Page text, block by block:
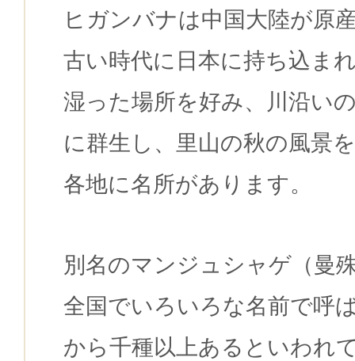
ヒガンバナは中国大陸が原
古い時代に日本に持ち込ま
湿った場所を好み、川沿い
に群生し、里山の秋の風景
各地に名所があります。
別名のマンジュシャゲ（曼
全国でいろいろな名前で呼
から千種以上あるといわれ